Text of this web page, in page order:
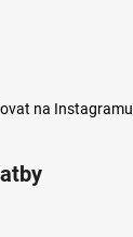
na Instagramu